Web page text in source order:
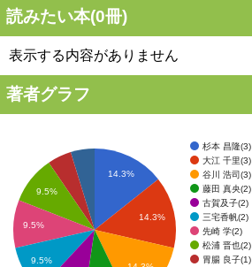
読みたい本(0冊)
表示する内容がありません
著者グラフ
杉本 昌隆(3)
大江 千里(3)
谷川 浩司(3)
藤田 真央(2)
古賀及子(2)
三宅香帆(2)
先崎 学(2)
松浦 晋也(2)
胃腸 良子(1)
14.3%
14.3%
9.5%
9.5%
9.5%